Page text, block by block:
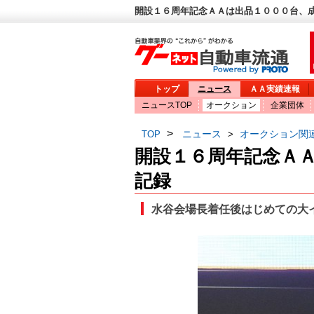
開設１６周年記念ＡＡは出品１０００台
トップ ニュース
ＡＡ実績速報
ニュースTOP
オークション 企業団体
TOP > ニュース > オークション関
開設１６周年記念Ａ
記録
水谷会場長着任後はじめての大